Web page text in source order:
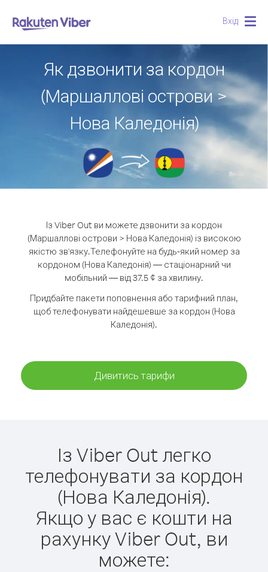
Вхід
Як дзвонити за кордон
(Маршаллові острови >
Нова Каледонія)
Із Viber Out ви можете дзвонити за кордон
(Маршаллові острови > Нова Каледонія) із високою
якістю зв'язку.Телефонуйте на будь-який номер за
кордоном (Нова Каледонія) — стаціонарний чи
мобільний — від 37.5 ¢ за хвилину.
Придбайте пакети поповнення або тарифний план,
щоб телефонувати найдешевше за кордон (Нова
Каледонія).
Дивитись тарифи
Із Viber Out легко
телефонувати за кордон
(Нова Каледонія).
Якщо у вас є кошти на
рахунку Viber Out, ви
можете: